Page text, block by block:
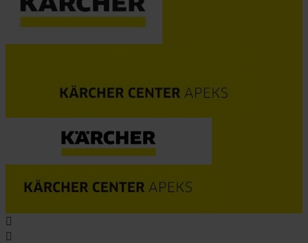

